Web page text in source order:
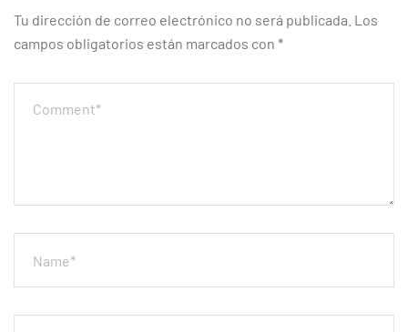
Tu dirección de correo electrónico no será publicada. Los
campos obligatorios están marcados con *